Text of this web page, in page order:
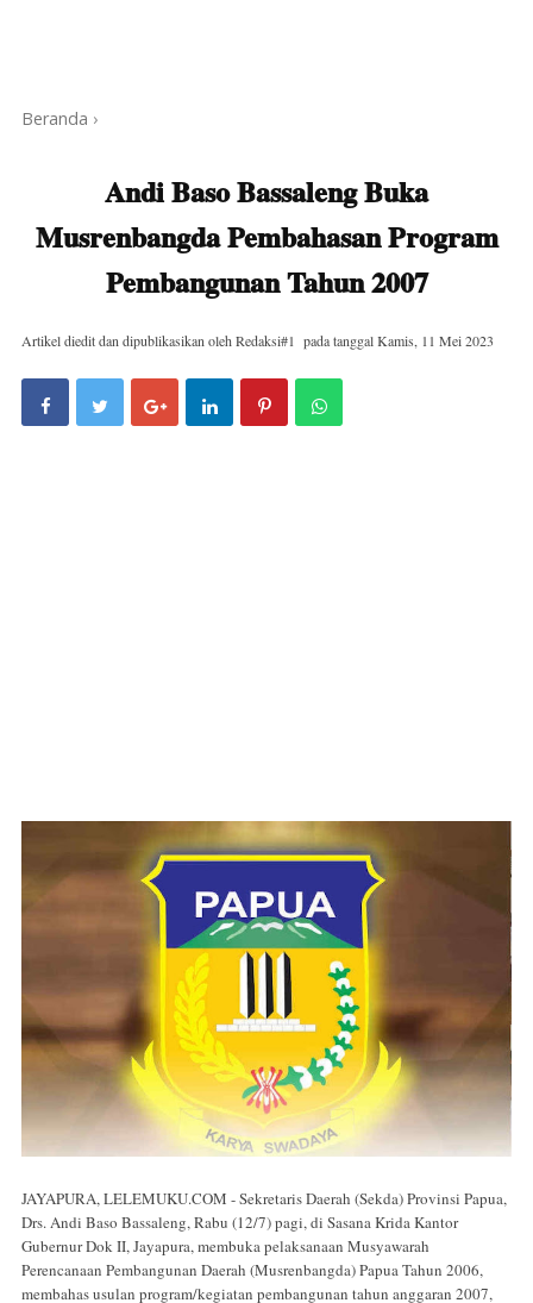
Beranda ›
Andi Baso Bassaleng Buka
Musrenbangda Pembahasan Program
Pembangunan Tahun 2007
Artikel diedit dan dipublikasikan oleh Redaksi#1 pada tanggalKamis, 11 Mei 2023
JAYAPURA, LELEMUKU.COM - Sekretaris Daerah (Sekda) Provinsi Papua,
Drs. Andi Baso Bassaleng, Rabu (12/7) pagi, di Sasana Krida Kantor
Gubernur Dok II, Jayapura, membuka pelaksanaan Musyawarah
Perencanaan Pembangunan Daerah (Musrenbangda) Papua Tahun 2006,
membahas usulan program/kegiatan pembangunan tahun anggaran 2007,